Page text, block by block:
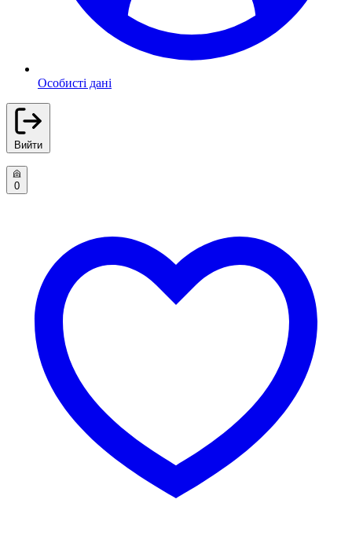
Особисті дані
Вийти
0